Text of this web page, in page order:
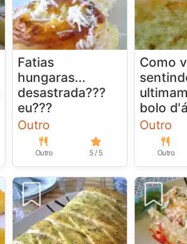
Fatias
hungaras...
desastrada???
eu???
Outro
Outro 5 / 5
Como
bolo
Outro
Outro